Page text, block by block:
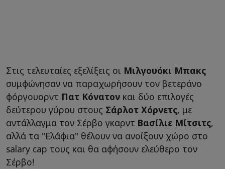
Στις τελευταίες εξελίξεις οι Μιλγουόκι Μπακς
συμφώνησαν να παραχωρήσουν τον βετεράνο
φόργουορντ Πατ Κόνατον και δύο επιλογές
δεύτερου γύρου στους Σάρλοτ Χόρνετς, με
αντάλλαγμα τον Σέρβο γκαρντ Βασίλιε Μίτσιτς,
αλλά τα "Ελάφια" θέλουν να ανοίξουν χώρο στο
salary cap τους και θα αφήσουν ελεύθερο τον
Σέρβο!